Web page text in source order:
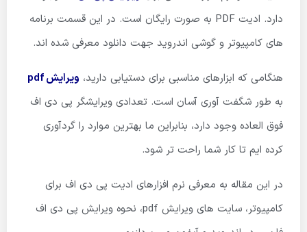
دارد. ادیت PDF به صورت رایگان است. در این قسمت برنامه
های کامپیوتر و گوشی اندروید جهت دانلود معرفی شده اند.
هنگامی که ابزارهای مناسبی برای دستیابی دارید، ویرایش pdf
به طور شگفت آوری آسان است. تعدادی ویرایشگر پی دی اف
فوق العاده وجود دارد، بنابراین ما بهترین موارد را گردآوری
کرده ایم تا کار شما راحت تر شود.
در این مقاله به معرفی نرم افزارهای ادیت پی دی اف برای
کامپیوتر، سایت های ویرایش pdf، نحوه ویرایش پی دی اف